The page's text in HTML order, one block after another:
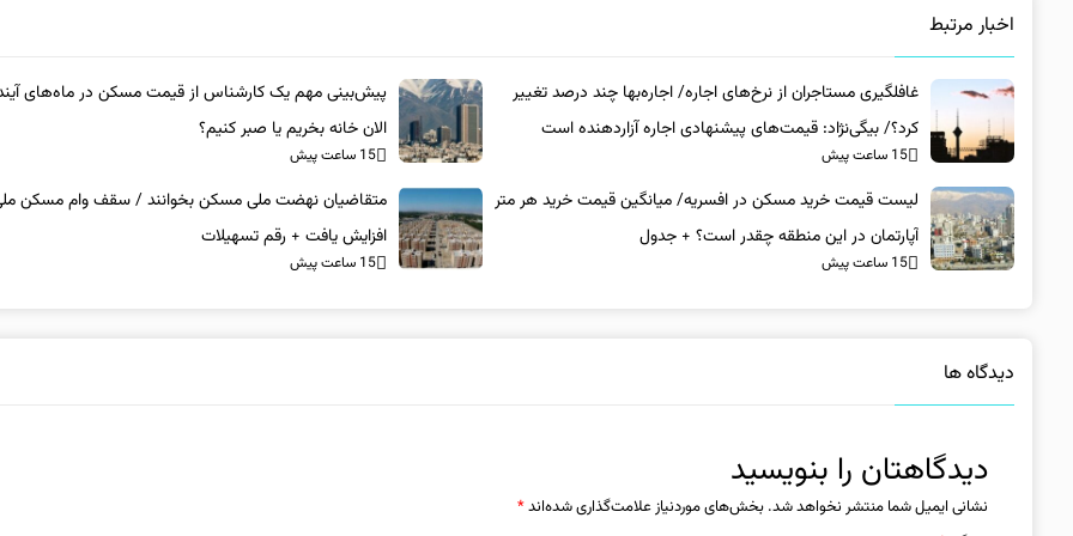
اخبار مرتبط
غافلگیری مستاجران از نرخ‌های اجاره/ اجاره‌بها چند درصد تغییر
کرد؟/ بیگی‌نژاد: قیمت‌های پیشنهادی اجاره آزاردهنده است
15 ساعت پیش
پیش‌بینی مهم یک کارشناس از قیمت مسکن در ماه‌های
الان خانه بخریم یا صبر کنیم؟
15 ساعت پیش
لیست قیمت خرید مسکن در افسریه/ میانگین قیمت خرید هر متر
آپارتمان در این منطقه چقدر است؟ + جدول
15 ساعت پیش
متقاضیان نهضت ملی مسکن بخوانند / سقف وام مسکن‌
افزایش یافت + رقم تسهیلات
15 ساعت پیش
دیدگاه ها
دیدگاهتان را بنویسید
نشانی ایمیل شما منتشر نخواهد شد. بخش‌های موردنیاز علامت‌گذاری شده‌اند*